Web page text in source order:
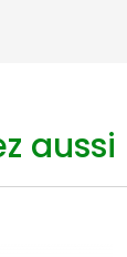
aussi